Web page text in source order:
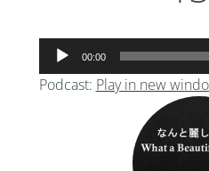
声
プ
00:00
Podcast: Play in new